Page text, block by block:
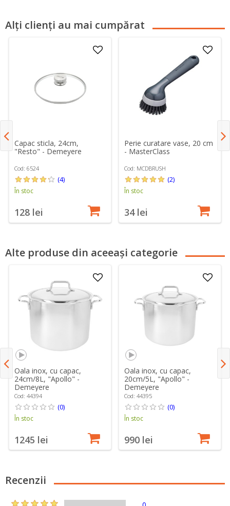
Alți clienți au mai cumpărat
Capac sticla, 24cm,
"Resto" - Demeyere
Cod: 6524
(4)
În stoc
128 lei
Perie curatare vase, 20 cm
- MasterClass
Cod: MCDBRUSH
(2)
În stoc
34 lei
Alte produse din aceeași categorie
Oala inox, cu capac,
24cm/8L, "Apollo" -
Demeyere
Cod: 44394
(0)
În stoc
1245 lei
Oala inox, cu capac,
20cm/5L, "Apollo" -
Demeyere
Cod: 44395
(0)
În stoc
990 lei
Recenzii